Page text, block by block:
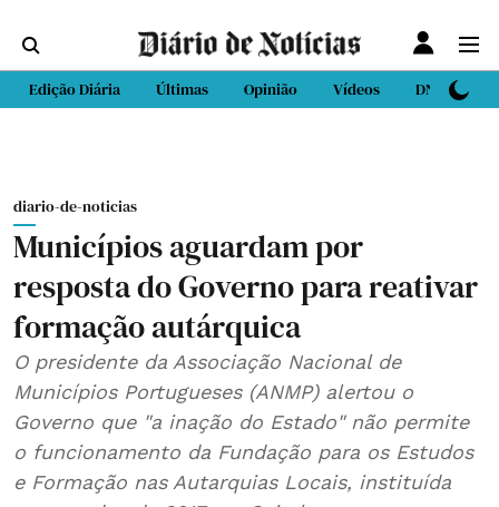
Edição Diária Últimas Opinião Vídeos DN Sport
diario-de-noticias
Municípios aguardam por
resposta do Governo para reativar
formação autárquica
O presidente da Associação Nacional de
Municípios Portugueses (ANMP) alertou o
Governo que "a inação do Estado" não permite
o funcionamento da Fundação para os Estudos
e Formação nas Autarquias Locais, instituída